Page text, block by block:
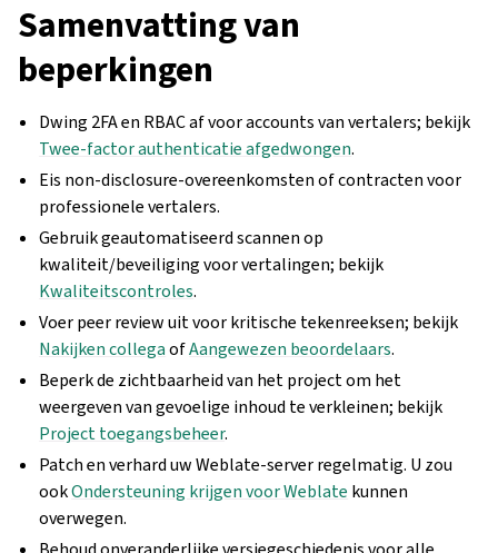
Samenvatting van
beperkingen
Dwing 2FA en RBAC af voor accounts van vertalers; bekijk
Twee-factor authenticatie afgedwongen.
Eis non-disclosure-overeenkomsten of contracten voor
professionele vertalers.
Gebruik geautomatiseerd scannen op
kwaliteit/beveiliging voor vertalingen; bekijk
Kwaliteitscontroles.
Voer peer review uit voor kritische tekenreeksen; bekijk
Nakijken collegaofAangewezen beoordelaars.
Beperk de zichtbaarheid van het project om het
weergeven van gevoelige inhoud te verkleinen; bekijk
Project toegangsbeheer.
Patch en verhard uw Weblate-server regelmatig. U zou
ookOndersteuning krijgen voor Weblate kunnen
overwegen.